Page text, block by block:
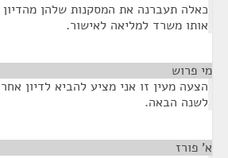
כאלה תעברנה את המסקנות שלהן
אותו משרד למליאה לאישור.
מי פרוש
הצעה מעין זו אני מציע להביא לדיון
לשנה הבאה.
א' פורז